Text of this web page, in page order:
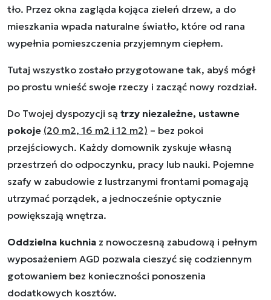
tło. Przez okna zagląda kojąca zieleń drzew, a do
mieszkania wpada naturalne światło, które od rana
wypełnia pomieszczenia przyjemnym ciepłem.
Tutaj wszystko zostało przygotowane tak, abyś mógł
po prostu wnieść swoje rzeczy i zacząć nowy rozdział.
Do Twojej dyspozycji są trzy niezależne, ustawne
pokoje (20 m2, 16 m2 i 12 m2) – bez pokoi
przejściowych. Każdy domownik zyskuje własną
przestrzeń do odpoczynku, pracy lub nauki. Pojemne
szafy w zabudowie z lustrzanymi frontami pomagają
utrzymać porządek, a jednocześnie optycznie
powiększają wnętrza.
Oddzielna kuchnia z nowoczesną zabudową i pełnym
wyposażeniem AGD pozwala cieszyć się codziennym
gotowaniem bez konieczności ponoszenia
dodatkowych kosztów.